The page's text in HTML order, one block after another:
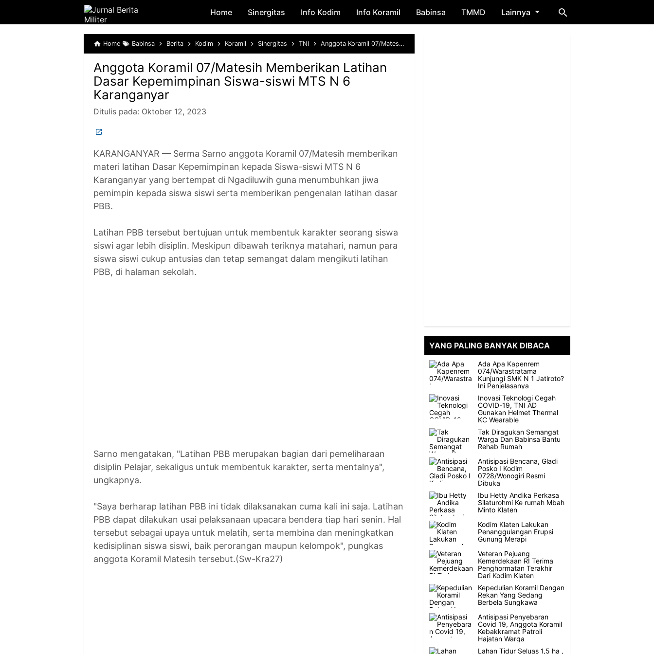
Skip to main content
Home Sinergitas Info Kodim Info Koramil Babinsa TMMD Lainnya
Home Babinsa Berita Kodim Koramil Sinergitas TNI Anggota Koramil 07/Matesih Memberikan Latihan Dasar Kepemimpinan Siswa-siswi MTS N 6 Karanganyar
Anggota Koramil 07/Matesih Memberikan Latihan
Dasar Kepemimpinan Siswa-siswi MTS N 6
Karanganyar
Ditulis pada: Oktober 12, 2023
KARANGANYAR — Serma Sarno anggota Koramil 07/Matesih memberikan
materi latihan Dasar Kepemimpinan kepada Siswa-siswi MTS N 6
Karanganyar yang bertempat di Ngadiluwih guna menumbuhkan jiwa
pemimpin kepada siswa siswi serta memberikan pengenalan latihan dasar
PBB.
Latihan PBB tersebut bertujuan untuk membentuk karakter seorang siswa
siswi agar lebih disiplin. Meskipun dibawah teriknya matahari, namun para
siswa siswi cukup antusias dan tetap semangat dalam mengikuti latihan
PBB, di halaman sekolah.
Sarno mengatakan, "Latihan PBB merupakan bagian dari pemeliharaan
disiplin Pelajar, sekaligus untuk membentuk karakter, serta mentalnya",
ungkapnya.
"Saya berharap latihan PBB ini tidak dilaksanakan cuma kali ini saja. Latihan
PBB dapat dilakukan usai pelaksanaan upacara bendera tiap hari senin. Hal
tersebut sebagai upaya untuk melatih, serta membina dan meningkatkan
kedisiplinan siswa siswi, baik perorangan maupun kelompok", pungkas
anggota Koramil Matesih tersebut.(Sw-Kra27)
YANG PALING BANYAK DIBACA
Ada Apa Kapenrem
074/Warastratama
Kunjungi SMK N 1 Jatiroto?
Ini Penjelasanya
Inovasi Teknologi Cegah
COVID-19, TNI AD
Gunakan Helmet Thermal
KC Wearable
Tak Diragukan Semangat
Warga Dan Babinsa Bantu
Rehab Rumah
Antisipasi Bencana, Gladi
Posko I Kodim
0728/Wonogiri Resmi
Dibuka
Ibu Hetty Andika Perkasa
Silaturohmi Ke rumah Mbah
Minto Klaten
Kodim Klaten Lakukan
Penanggulangan Erupsi
Gunung Merapi
Veteran Pejuang
Kemerdekaan RI Terima
Penghormatan Terakhir
Dari Kodim Klaten
Kepedulian Koramil Dengan
Rekan Yang Sedang
Berbela Sungkawa
Antisipasi Penyebaran
Covid 19, Anggota Koramil
Kebakkramat Patroli
Hajatan Warga
Lahan Tidur Seluas 1,5 ha ,